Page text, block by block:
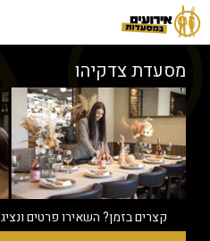
מסעדת צדקיהו
קצרים בזמן? השאירו פרטים ונציג